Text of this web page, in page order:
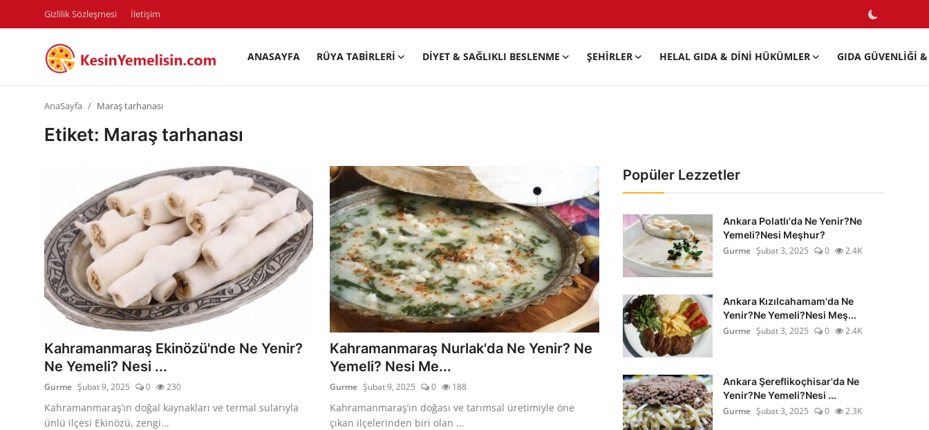
Gizlilik Sözleşmesi İletişim
ANASAYFA RÜYA TABIRLERI DIYET & SAĞLIKLI BESLENME ŞEHIRLER HELAL GIDA & DINI HÜKÜMLER GIDA GÜVENLIĞI
Diyet & Sağlıklı Beslenme
Şehirler
Helal Gıda & Dini Hükümler
Gıda Güvenliği & Bilimi
Kalori & Diyet Rehberi
Mutfak Püf Noktaları & İpuçları
Mekan & Lezzet Rotaları
Temel Gıda ve Ürün Rehberleri
AnaSayfa Maraş tarhanası
Etiket: Maraş tarhanası
Kahramanmaraş Ekinözü'nde Ne Yenir?
Ne Yemeli? Nesi ...
Gurme Şubat 9, 2025 0 230
Kahramanmaraş’ın doğal kaynakları ve termal sularıyla
ünlü ilçesi Ekinözü, zengi...
Kahramanmaraş Nurlak'da Ne Yenir? Ne
Yemeli? Nesi Me...
Gurme Şubat 9, 2025 0 188
Kahramanmaraş’ın doğası ve tarımsal üretimiyle öne
çıkan ilçelerinden biri olan ...
Popüler Lezzetler
Ankara Polatlı'da Ne Yenir?Ne
Yemeli?Nesi Meşhur?
Gurme Şubat 3, 2025 0 2.4K
Ankara Kızılcahamam'da Ne
Yenir?Ne Yemeli?Nesi Meş...
Gurme Şubat 3, 2025 0 2.4K
Ankara Şereflikoçhisar'da Ne
Yenir?Ne Yemeli?Nesi ...
Gurme Şubat 3, 2025 0 2.3K